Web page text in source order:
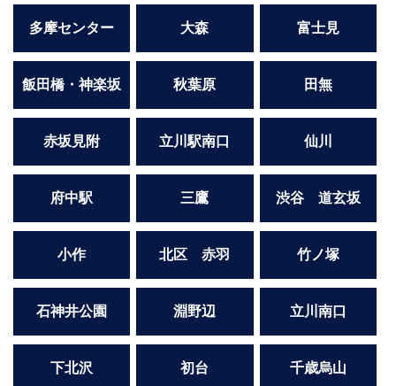
多摩センター 大森 富士見
飯田橋・神楽坂 秋葉原 田無
赤坂見附 立川駅南口 仙川
府中駅 三鷹 渋谷 道玄坂
小作 北区 赤羽 竹ノ塚
石神井公園 淵野辺 立川南口
下北沢 初台 千歳烏山